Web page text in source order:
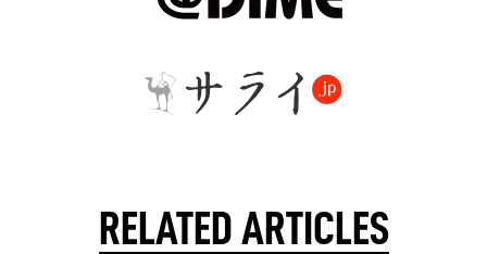
RELATED ARTICLES